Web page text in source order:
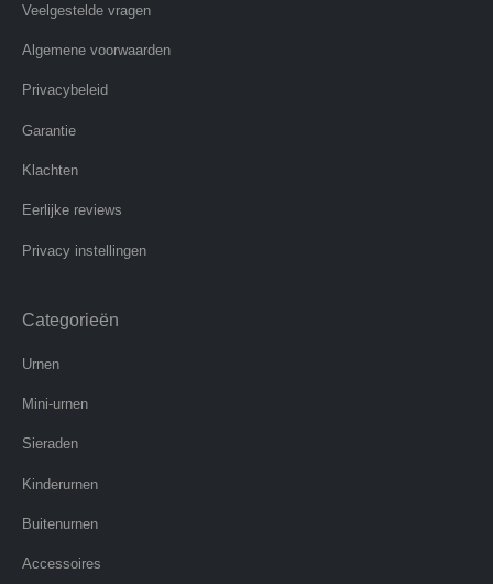
Veelgestelde vragen
Algemene voorwaarden
Privacybeleid
Garantie
Klachten
Eerlijke reviews
Privacy instellingen
Categorieën
Urnen
Mini-urnen
Sieraden
Kinderurnen
Buitenurnen
Accessoires